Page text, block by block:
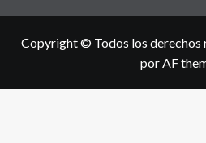
Copyright © Todos los derechos
por AF